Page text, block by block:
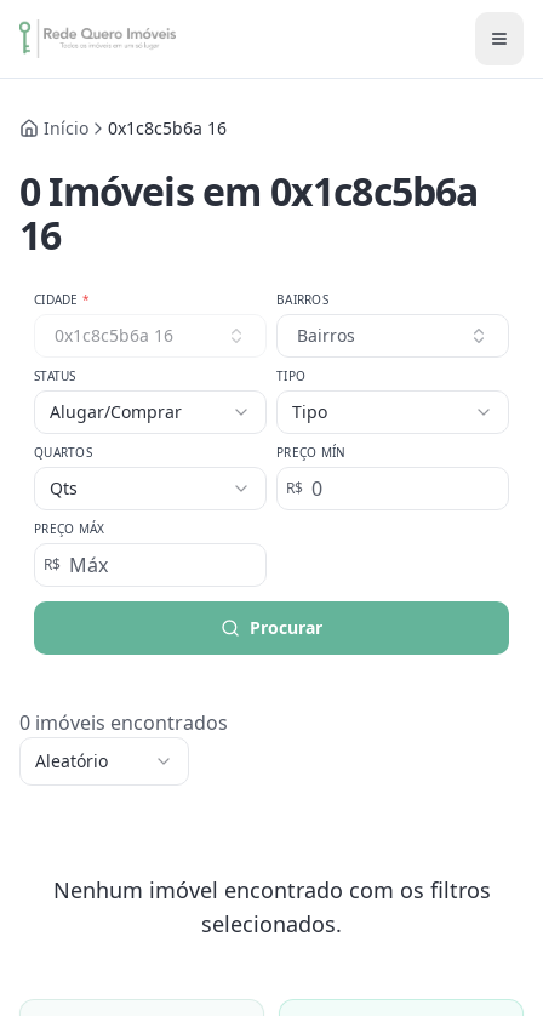
Início 0x1c8c5b6a 16
0Imóveisem 0x1c8c5b6a
16
CIDADE *
0x1c8c5b6a 16
BAIRROS
Bairros
STATUS
Alugar/Comprar
TIPO
Tipo
QUARTOS
Qts
PREÇO MÍN
R$
PREÇO MÁX
R$
Procurar
0 imóveis encontrados
Aleatório
Nenhum imóvel encontrado com os filtros
selecionados.